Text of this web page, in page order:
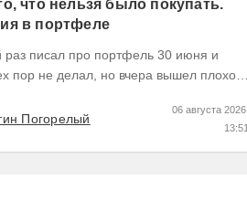
что нельзя было покупать.
в портфеле
30 июня и
пор не делал, но вчера вышел плохой
Погорелый
06 августа 2026,
13:51